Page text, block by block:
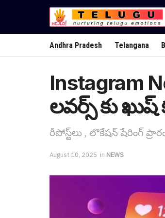
Andhra Pradesh Telangana
Instagram
ల‌వ‌ర్స్ కు ఖుష్
రీపోస్ట్‌లు , లొకేషన్ షేరింగ్
August 10, 2025 in NEWS